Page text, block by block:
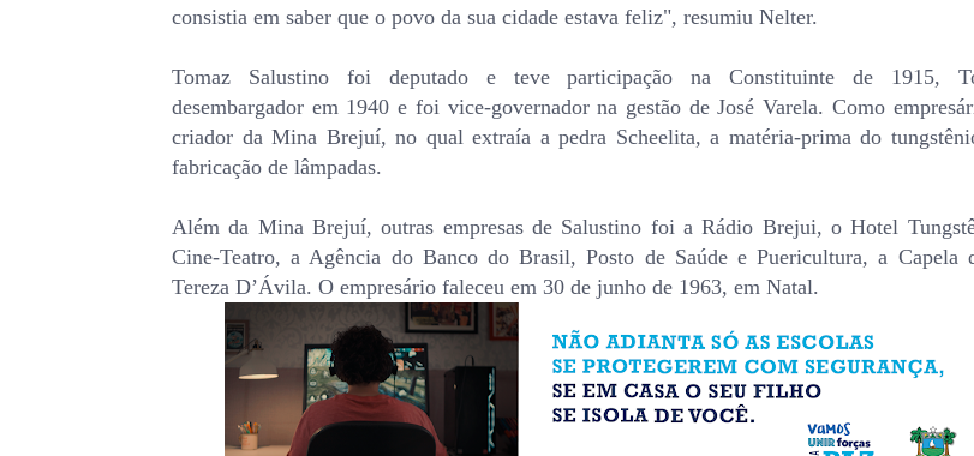
consistia em saber que o povo da sua cidade estava feliz", resumiu Nelter.
Tomaz Salustino foi deputado e teve participação na Constituinte de 1915,
desembargador em 1940 e foi vice-governador na gestão de José Varela. Como
criador da Mina Brejuí, no qual extraía a pedra Scheelita, a matéria-prima do
fabricação de lâmpadas.
Além da Mina Brejuí, outras empresas de Salustino foi a Rádio Brejui, o Hotel
Cine-Teatro, a Agência do Banco do Brasil, Posto de Saúde e Puericultura, a Capela
Tereza D’Ávila. O empresário faleceu em 30 de junho de 1963, em Natal.